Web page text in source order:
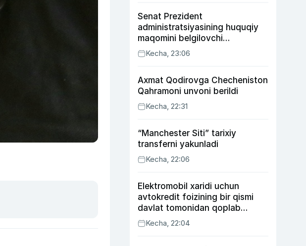
Senat Prezident
administratsiyasining huquqiy
maqomini belgilovchi
konstitutsiyaviy qonunni
ma’qulladi
Kecha, 23:06
Axmat Qodirovga Checheniston
Qahramoni unvoni berildi
Kecha, 22:31
“Manchester Siti” tarixiy
transferni yakunladi
Kecha, 22:06
Elektromobil xaridi uchun
avtokredit foizining bir qismi
davlat tomonidan qoplab
berilishi mumkin
Kecha, 22:04